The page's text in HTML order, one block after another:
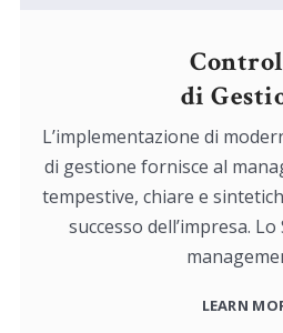
di
L’implementazione di
di gestione fornisce al
tempestive, chiare e
successo dell’impresa.
LEARN